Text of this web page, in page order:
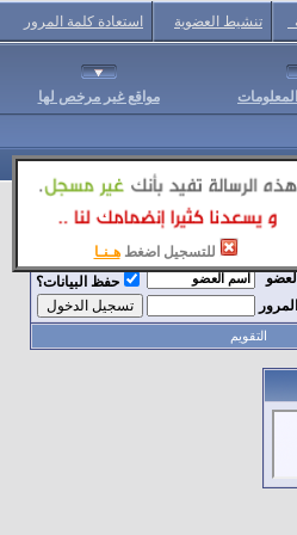
للتسجيل اضغط هـنـا
تنشيط العضوية استعادة كلمة المرور
مواقع غير مرخص لها
حفظ البيانات؟
التقويم